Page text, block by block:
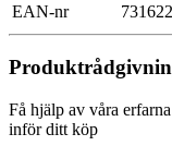
EAN-nr
Få hjälp av våra
inför ditt köp